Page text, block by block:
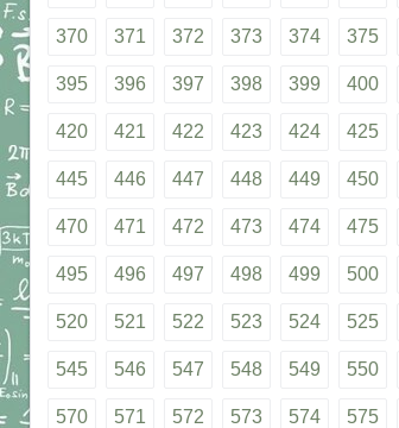
370 371 372 373 374 375
395 396 397 398 399 400
420 421 422 423 424 425
445 446 447 448 449 450
470 471 472 473 474 475
495 496 497 498 499 500
520 521 522 523 524 525
545 546 547 548 549 550
570 571 572 573 574 575